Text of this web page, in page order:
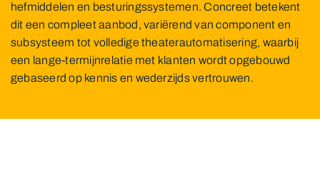
hefmiddelen en besturingssystemen. Concreet betekent
dit een compleet aanbod, variërend van component en
subsysteem tot volledige theaterautomatisering, waarbij
een lange-termijnrelatie met klanten wordt opgebouwd
gebaseerd op kennis en wederzijds vertrouwen.